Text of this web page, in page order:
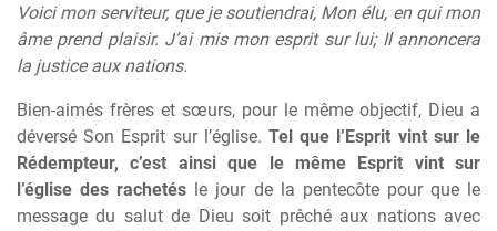
Voici mon serviteur, que je soutiendrai, Mon élu, en qui mon
âme prend plaisir. J’ai mis mon esprit sur lui; Il annoncera
la justice aux nations.
Bien-aimés frères et sœurs, pour le même objectif, Dieu a
déversé Son Esprit sur l’église. Tel que l’Esprit vint sur le
Rédempteur, c’est ainsi que le même Esprit vint sur
l’église des rachetés le jour de la pentecôte pour que le
message du salut de Dieu soit prêché aux nations avec